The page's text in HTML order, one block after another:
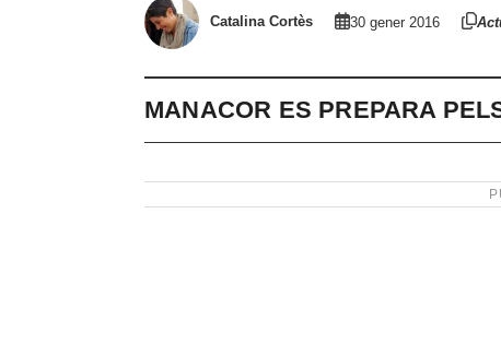
Catalina Cortès 30 gener 2016
MANACOR ES PREPARA